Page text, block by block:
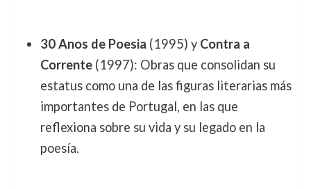
30 Anos de Poesia (1995) y Contra a
Corrente(1997): Obras que consolidan su
estatus como una de las figuras literarias más
importantes de Portugal, en las que
reflexiona sobre su vida y su legado en la
poesía.